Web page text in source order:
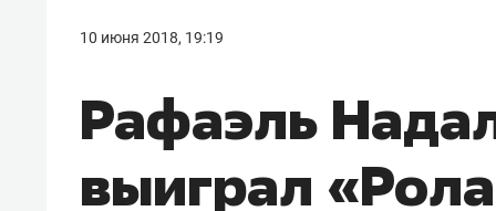
10 июня 2018, 19:19
Рафаэль
выиграл
правил, бизнес может
потерять минимум